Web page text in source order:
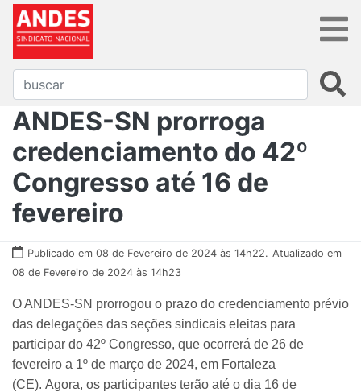
ANDES-SN prorroga
credenciamento do 42º
Congresso até 16 de
fevereiro
Publicado em 08 de Fevereiro de 2024 às 14h22. Atualizado em
08 de Fevereiro de 2024 às 14h23
O ANDES-SN prorrogou o prazo do credenciamento prévio
das delegações das seções sindicais eleitas para
participar do 42º Congresso, que ocorrerá de 26 de
fevereiro a 1º de março de 2024, em Fortaleza
(CE). Agora, os participantes terão até o dia 16 de